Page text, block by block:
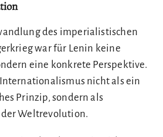
des imperialistischen
war für Lenin keine
eine konkrete Perspektive.
nicht als ein
Prinzip, sondern als
Weltrevolution.